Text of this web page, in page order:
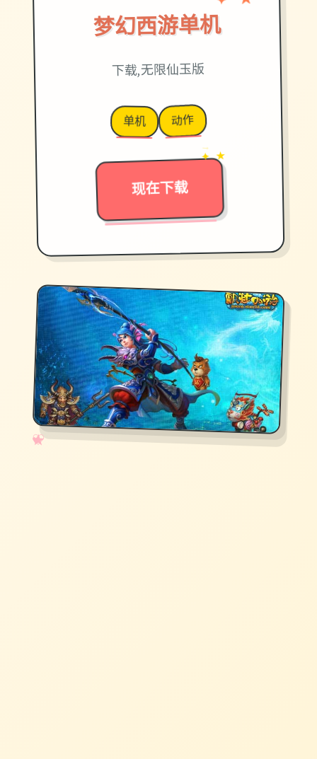
梦幻西游单机
下载,无限仙玉版
单机 动作
现在下载
→
✦ ★
✧
♡
★
♥